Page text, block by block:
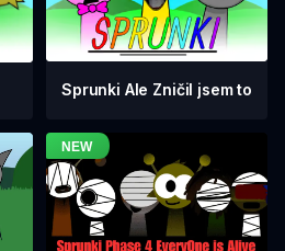
Sprunki Ale Zničil jsem to